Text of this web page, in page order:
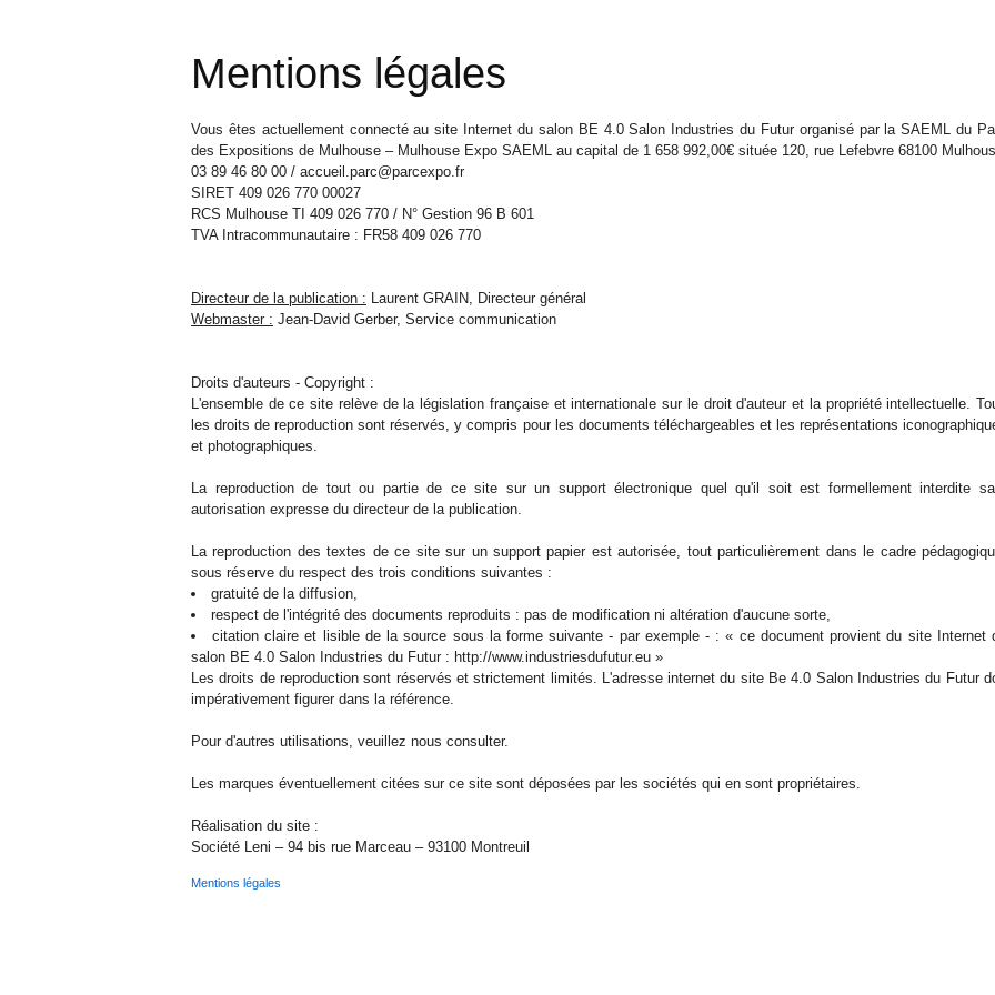
Mentions légales
Vous êtes actuellement connecté au site Internet du salon BE 4.0 Salon Industries du Futur organisé par la SAEML du
des Expositions de Mulhouse – Mulhouse Expo SAEML au capital de 1 658 992,00€ située 120, rue Lefebvre 68100
03 89 46 80 00 / accueil.parc@parcexpo.fr
SIRET 409 026 770 00027
RCS Mulhouse TI 409 026 770 / N° Gestion 96 B 601
TVA Intracommunautaire : FR58 409 026 770
Directeur de la publication : Laurent GRAIN, Directeur général
Webmaster : Jean-David Gerber, Service communication
Droits d'auteurs - Copyright :
L'ensemble de ce site relève de la législation française et internationale sur le droit d'auteur et la propriété intellectuelle.
les droits de reproduction sont réservés, y compris pour les documents téléchargeables et les représentations
et photographiques.
La reproduction de tout ou partie de ce site sur un support électronique quel qu'il soit est formellement interdite
autorisation expresse du directeur de la publication.
La reproduction des textes de ce site sur un support papier est autorisée, tout particulièrement dans le cadre
sous réserve du respect des trois conditions suivantes :
gratuité de la diffusion,
respect de l'intégrité des documents reproduits : pas de modification ni altération d'aucune sorte,
citation claire et lisible de la source sous la forme suivante - par exemple - : « ce document provient du site Internet
salon BE 4.0 Salon Industries du Futur : http://www.industriesdufutur.eu »
Les droits de reproduction sont réservés et strictement limités. L'adresse internet du site Be 4.0 Salon Industries du Futur
impérativement figurer dans la référence.
Pour d'autres utilisations, veuillez nous consulter.
Les marques éventuellement citées sur ce site sont déposées par les sociétés qui en sont propriétaires.
Réalisation du site :
Société Leni – 94 bis rue Marceau – 93100 Montreuil
Mentions légales